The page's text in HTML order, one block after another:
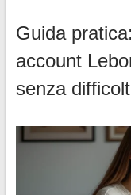
Guida
account
senza